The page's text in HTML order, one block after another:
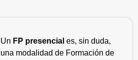
Un FP presencial es, sin duda,
una modalidad de Formación de